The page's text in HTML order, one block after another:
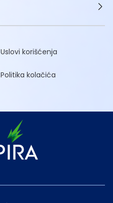
Uslovi korišćenja
Politika kolačića